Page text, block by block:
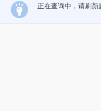
正在查询中，请刷新